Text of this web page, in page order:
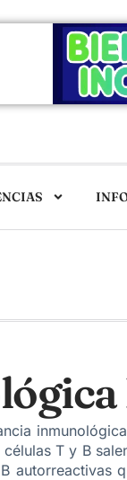
T y B
autorreactivas